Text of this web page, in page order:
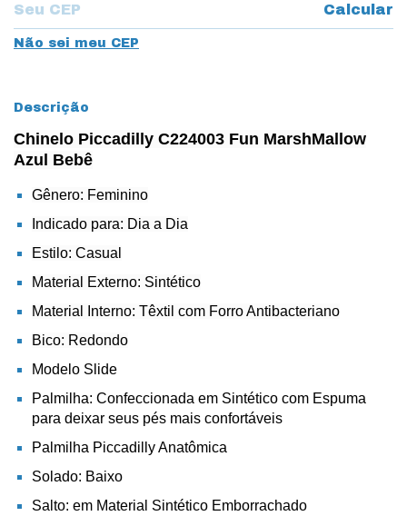
Calcular
Não sei meu CEP
Descrição
Chinelo Piccadilly C224003 Fun MarshMallow
Azul Bebê
Gênero: Feminino
Indicado para: Dia a Dia
Estilo: Casual
Material Externo: Sintético
Material Interno: Têxtil com Forro Antibacteriano
Bico: Redondo
Modelo Slide
Palmilha: Confeccionada em Sintético com Espuma
para deixar seus pés mais confortáveis
Palmilha Piccadilly Anatômica
Solado: Baixo
Salto: em Material Sintético Emborrachado